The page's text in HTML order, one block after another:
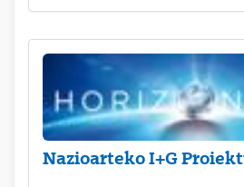
Nazioarteko I+G